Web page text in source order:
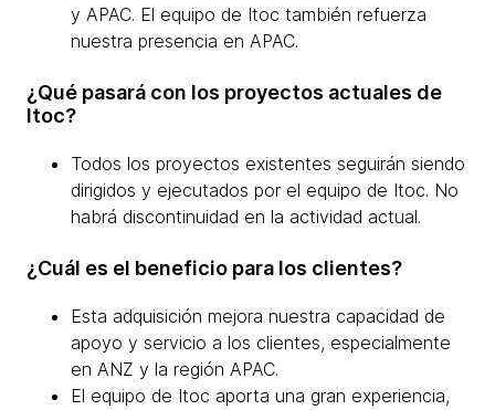
y APAC. El equipo de Itoc también refuerza
nuestra presencia en APAC.
¿Qué pasará con los proyectos actuales de
Itoc?
Todos los proyectos existentes seguirán siendo
dirigidos y ejecutados por el equipo de Itoc. No
habrá discontinuidad en la actividad actual.
¿Cuál es el beneficio para los clientes?
Esta adquisición mejora nuestra capacidad de
apoyo y servicio a los clientes, especialmente
en ANZ y la región APAC.
El equipo de Itoc aporta una gran experiencia,